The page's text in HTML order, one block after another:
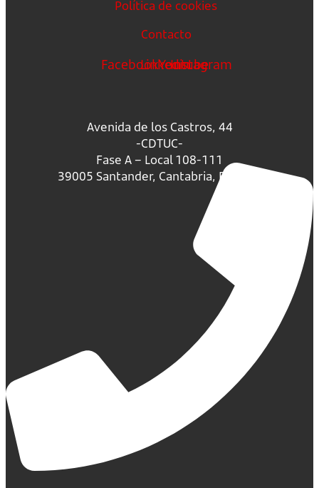
Política de cookies
Contacto
FacebookLinkedin
Youtube
Instagram
Avenida de los Castros, 44
-CDTUC-
Fase A – Local 108-111
39005 Santander, Cantabria, España.